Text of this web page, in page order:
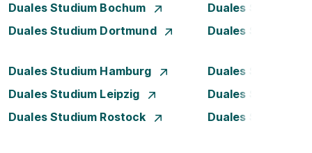
Duales Studium Bochum
Duales Studium
Duales Studium Dortmund
Duales Studium
Duales Studium Hamburg
Duales Studium
Duales Studium Leipzig
Duales Studium
Duales Studium Rostock
Duales Studium